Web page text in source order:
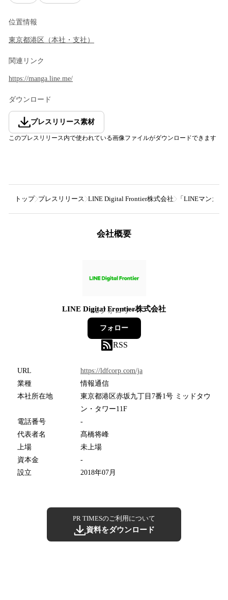
位置情報
東京都港区 （本社・支社 ）
関連リンク
https://manga.line.me/
ダウンロード
プレスリリース素材
このプレスリリース内で使われている画像ファイルがダウンロードできます
トップ プレスリリース LINE Digital Frontier株式会社 「LINEマンガ
会社概要
LINE Digital Frontier株式会社
42フォロワー
フォロー
RSS
URL
https://ldfcorp.com/ja
業種
情報通信
本社所在地
東京都港区赤坂九丁目7番1号 ミッドタウ
ン・タワー11F
電話番号
-
代表者名
髙橋将峰
上場
未上場
資本金
-
設立
2018年07月
PR TIMESのご利用について
資料をダウンロード